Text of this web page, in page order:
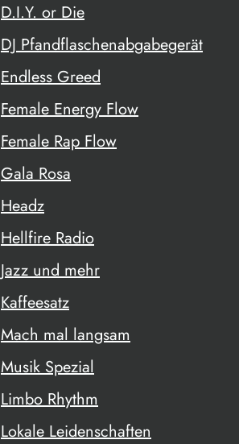
D.I.Y. or Die
DJ Pfandflaschenabgabegerät
Endless Greed
Female Energy Flow
Female Rap Flow
Gala Rosa
Headz
Hellfire Radio
Jazz und mehr
Kaffeesatz
Mach mal langsam
Musik Spezial
Limbo Rhythm
Lokale Leidenschaften